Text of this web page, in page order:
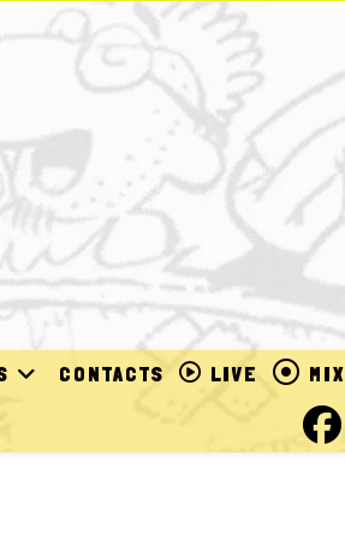
CONTACTS LIVE MIX